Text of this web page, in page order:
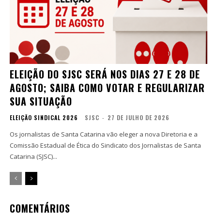
ELEIÇÃO DO SJSC SERÁ NOS DIAS 27 E 28 DE
AGOSTO; SAIBA COMO VOTAR E REGULARIZAR
SUA SITUAÇÃO
ELEIÇÃO SINDICAL 2026 SJSC - 27 DE JULHO DE 2026
Os jornalistas de Santa Catarina vão eleger a nova Diretoria e a
Comissão Estadual de Ética do Sindicato dos Jornalistas de Santa
Catarina (SJSC)...
COMENTÁRIOS